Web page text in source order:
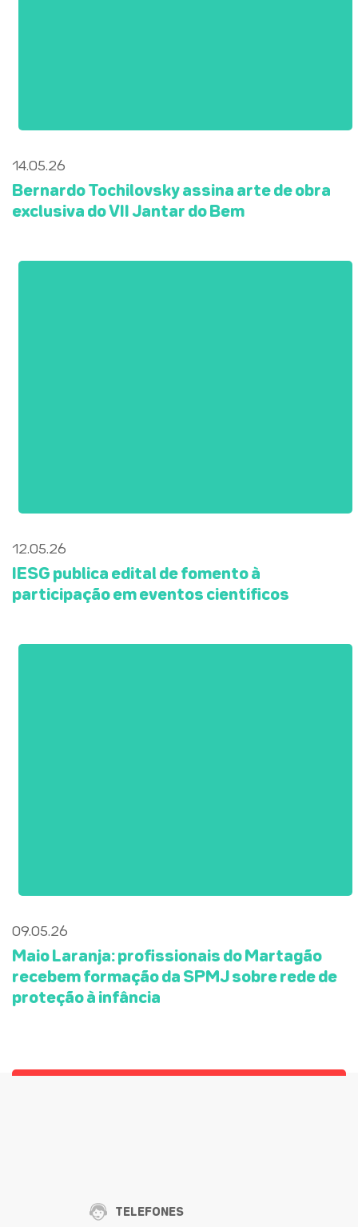
14.05.26
Bernardo Tochilovsky assina arte de obra
exclusiva do VII Jantar do Bem
12.05.26
IESG publica edital de fomento à
participação em eventos científicos
09.05.26
Maio Laranja: profissionais do Martagão
recebem formação da SPMJ sobre rede de
proteção à infância
TELEFONES